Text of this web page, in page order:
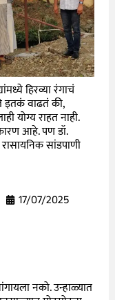
हिरव्या रंगाचं
वाढतं की,
योग्य राहत नाही.
आहे. पण डॉ.
सांडपाणी
17/07/2025
नको. उन्हाळ्यात